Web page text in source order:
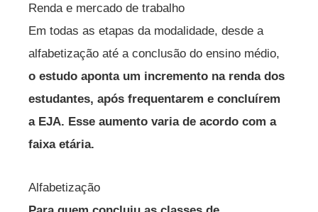
Renda e mercado de trabalho
Em todas as etapas da modalidade, desde a
alfabetização até a conclusão do ensino médio,
o estudo aponta um incremento na renda dos
estudantes, após frequentarem e concluírem
a EJA. Esse aumento varia de acordo com a
faixa etária.
Alfabetização